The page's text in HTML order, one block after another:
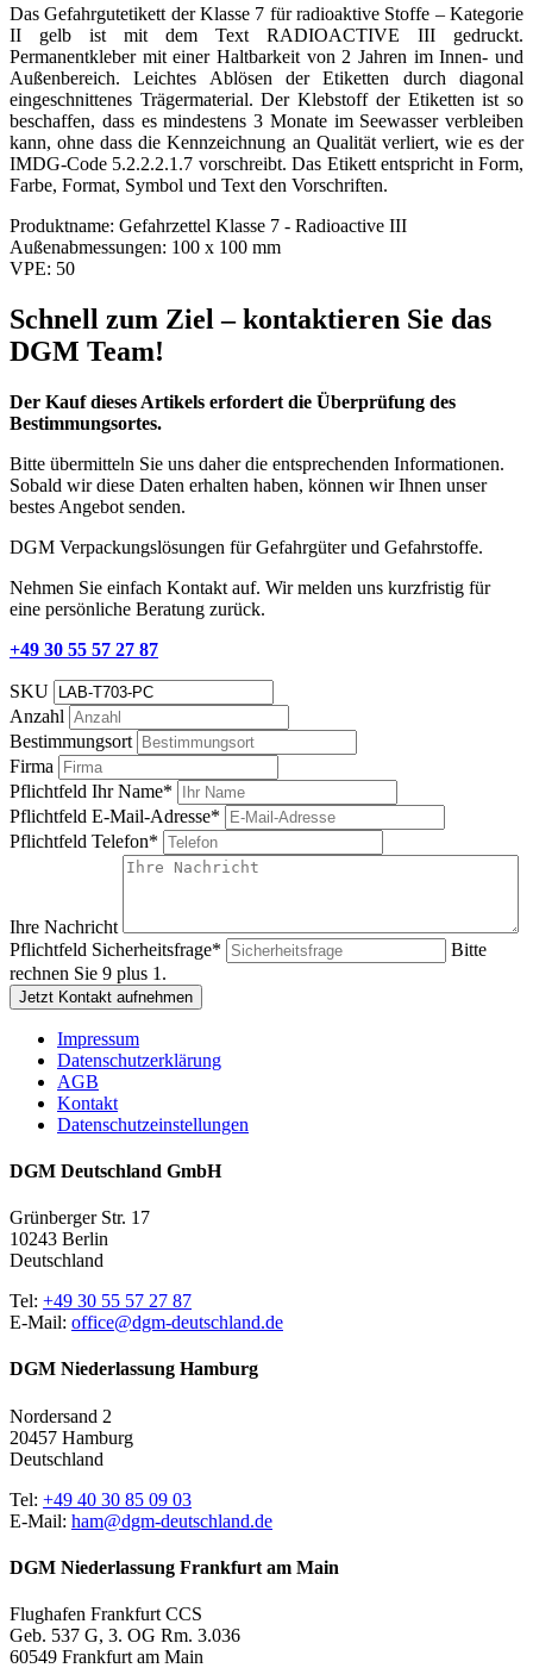
Das Gefahrgutetikett der Klasse 7 für radioaktive Stoffe – Kategorie
II gelb ist mit dem Text RADIOACTIVE III gedruckt.
Permanentkleber mit einer Haltbarkeit von 2 Jahren im Innen- und
Außenbereich. Leichtes Ablösen der Etiketten durch diagonal
eingeschnittenes Trägermaterial. Der Klebstoff der Etiketten ist so
beschaffen, dass es mindestens 3 Monate im Seewasser verbleiben
kann, ohne dass die Kennzeichnung an Qualität verliert, wie es der
IMDG-Code 5.2.2.2.1.7 vorschreibt. Das Etikett entspricht in Form,
Farbe, Format, Symbol und Text den Vorschriften.
Produktname: Gefahrzettel Klasse 7 - Radioactive III
Außenabmessungen: 100 x 100 mm
VPE: 50
Schnell zum Ziel – kontaktieren Sie das
DGM Team!
Der Kauf dieses Artikels erfordert die Überprüfung des
Bestimmungsortes.
Bitte übermitteln Sie uns daher die entsprechenden Informationen.
Sobald wir diese Daten erhalten haben, können wir Ihnen unser
bestes Angebot senden.
DGM Verpackungslösungen für Gefahrgüter und Gefahrstoffe.
Nehmen Sie einfach Kontakt auf. Wir melden uns kurzfristig für
eine persönliche Beratung zurück.
+49 30 55 57 27 87
SKU
Anzahl
Bestimmungsort
Firma
Pflichtfeld Ihr Name*
Pflichtfeld E-Mail-Adresse*
Pflichtfeld Telefon*
Ihre Nachricht
Pflichtfeld Sicherheitsfrage*
Bitte
rechnen Sie 9 plus 1.
Jetzt Kontakt aufnehmen
Impressum
Datenschutzerklärung
AGB
Kontakt
Datenschutzeinstellungen
DGM Deutschland GmbH
Grünberger Str. 17
10243 Berlin
Deutschland
Tel: +49 30 55 57 27 87
E-Mail: office@dgm-deutschland.de
DGM Niederlassung Hamburg
Nordersand 2
20457 Hamburg
Deutschland
Tel: +49 40 30 85 09 03
E-Mail: ham@dgm-deutschland.de
DGM Niederlassung Frankfurt am Main
Flughafen Frankfurt CCS
Geb. 537 G, 3. OG Rm. 3.036
60549 Frankfurt am Main